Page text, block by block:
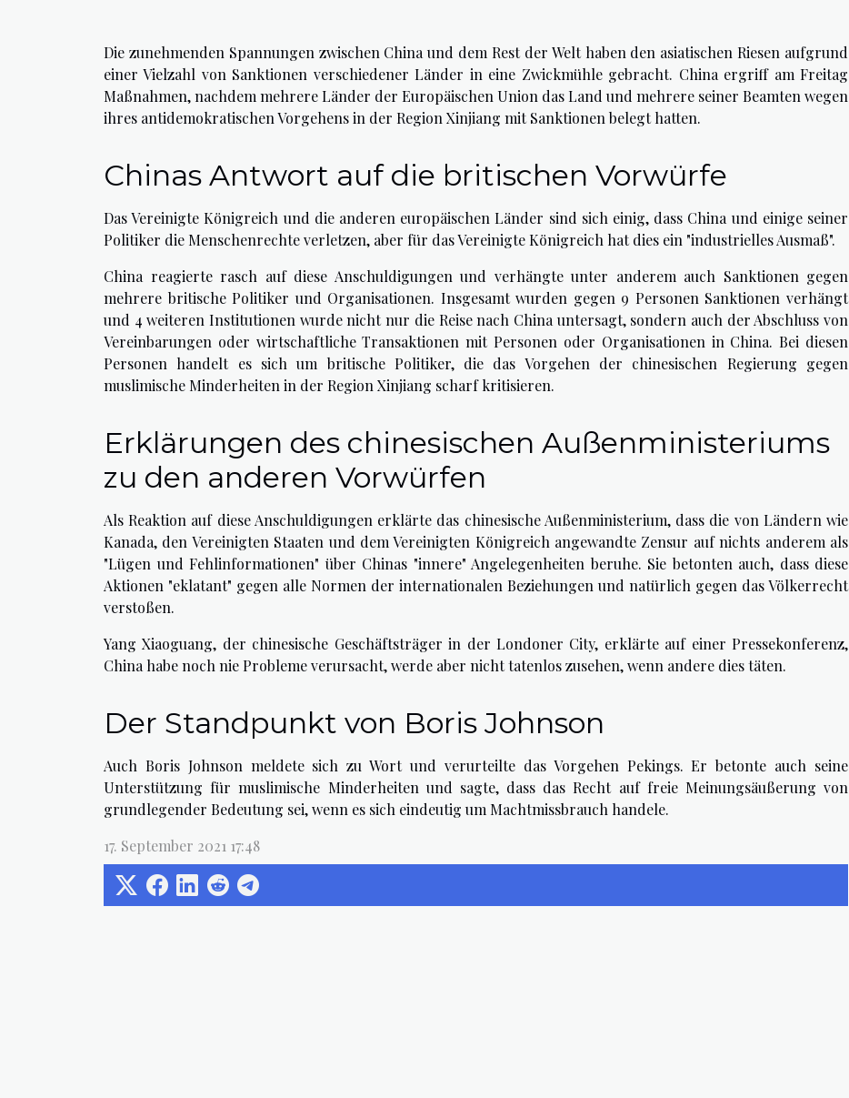
Die zunehmenden Spannungen zwischen China und dem Rest der Welt haben den asiatischen Riesen aufgrund
einer Vielzahl von Sanktionen verschiedener Länder in eine Zwickmühle gebracht. China ergriff am Freitag
Maßnahmen, nachdem mehrere Länder der Europäischen Union das Land und mehrere seiner Beamten wegen
ihres antidemokratischen Vorgehens in der Region Xinjiang mit Sanktionen belegt hatten.
Chinas Antwort auf die britischen Vorwürfe
Das Vereinigte Königreich und die anderen europäischen Länder sind sich einig, dass China und einige seiner
Politiker die Menschenrechte verletzen, aber für das Vereinigte Königreich hat dies ein "industrielles Ausmaß".
China reagierte rasch auf diese Anschuldigungen und verhängte unter anderem auch Sanktionen gegen
mehrere britische Politiker und Organisationen. Insgesamt wurden gegen 9 Personen Sanktionen verhängt
und 4 weiteren Institutionen wurde nicht nur die Reise nach China untersagt, sondern auch der Abschluss von
Vereinbarungen oder wirtschaftliche Transaktionen mit Personen oder Organisationen in China. Bei diesen
Personen handelt es sich um britische Politiker, die das Vorgehen der chinesischen Regierung gegen
muslimische Minderheiten in der Region Xinjiang scharf kritisieren.
Erklärungen des chinesischen Außenministeriums
zu den anderen Vorwürfen
Als Reaktion auf diese Anschuldigungen erklärte das chinesische Außenministerium, dass die von Ländern wie
Kanada, den Vereinigten Staaten und dem Vereinigten Königreich angewandte Zensur auf nichts anderem als
"Lügen und Fehlinformationen" über Chinas "innere" Angelegenheiten beruhe. Sie betonten auch, dass diese
Aktionen "eklatant" gegen alle Normen der internationalen Beziehungen und natürlich gegen das Völkerrecht
verstoßen.
Yang Xiaoguang, der chinesische Geschäftsträger in der Londoner City, erklärte auf einer Pressekonferenz,
China habe noch nie Probleme verursacht, werde aber nicht tatenlos zusehen, wenn andere dies täten.
Der Standpunkt von Boris Johnson
Auch Boris Johnson meldete sich zu Wort und verurteilte das Vorgehen Pekings. Er betonte auch seine
Unterstützung für muslimische Minderheiten und sagte, dass das Recht auf freie Meinungsäußerung von
grundlegender Bedeutung sei, wenn es sich eindeutig um Machtmissbrauch handele.
17. September 2021 17:48